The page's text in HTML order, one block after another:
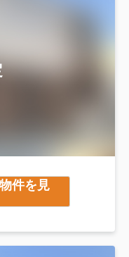
件を見